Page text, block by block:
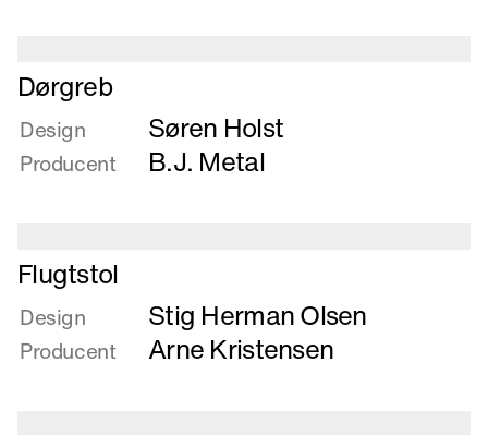
Læs
mere
om
Dørgreb
Dørgreb
Design Søren Holst
Producent B.J. Metal
Læs
mere
om
Flugtstol
Flugtstol
Design Stig Herman Olsen
Producent Arne Kristensen